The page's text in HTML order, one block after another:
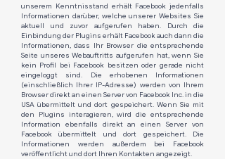
unserem Kenntnisstand erhält Facebook jedenfalls
Informationen darüber, welche unserer Websites Sie
aktuell und zuvor aufgerufen haben. Durch die
Einbindung der Plugins erhält Facebook auch dann die
Informationen, dass Ihr Browser die entsprechende
Seite unseres Webauftritts aufgerufen hat, wenn Sie
kein Profil bei Facebook besitzen oder gerade nicht
eingeloggt sind. Die erhobenen Informationen
(einschließlich Ihrer IP-Adresse) werden von Ihrem
Browser direkt an einen Server von Facebook Inc. in die
USA übermittelt und dort gespeichert. Wenn Sie mit
den Plugins interagieren, wird die entsprechende
Information ebenfalls direkt an einen Server von
Facebook übermittelt und dort gespeichert. Die
Informationen werden außerdem bei Facebook
veröffentlicht und dort Ihren Kontakten angezeigt.​